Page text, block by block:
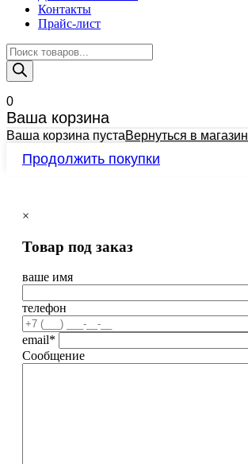
Контакты
Прайс-лист
Поиск
товаров
0
Ваша корзина
Ваша корзина пустаВернуться в магазин
Продолжить покупки
×
Товар под заказ
ваше имя
телефон
email*
Сообщение